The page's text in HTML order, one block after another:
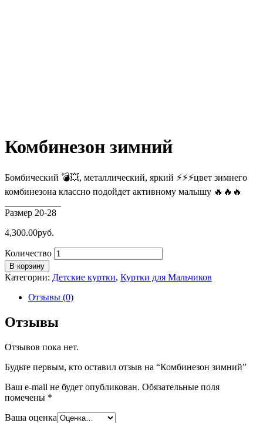
Комбинезон зимний
Бомбический 💣💥, металлический, яркий ⚡⚡⚡цвет зимнего
комбинезона классно подойдет активному малышу 🔥🔥🔥
Размер 20-28
4,300.00руб.
Количество
В корзину
Категории: Детские куртки, Куртки для Мальчиков
Отзывы (0)
Отзывы
Отзывов пока нет.
Будьте первым, кто оставил отзыв на “Комбинезон зимний”
Ваш e-mail не будет опубликован. Обязательные поля
помечены *
Ваша оценка